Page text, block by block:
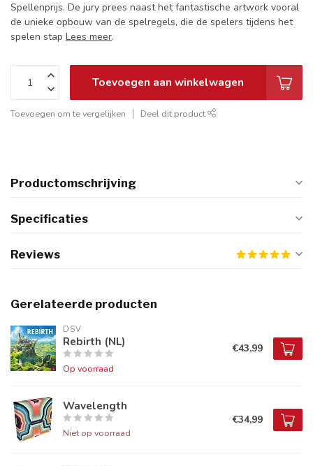
Spellenprijs. De jury prees naast het fantastische artwork vooral
de unieke opbouw van de spelregels, die de spelers tijdens het
spelen stap Lees meer.
Toevoegen aan winkelwagen
Toevoegen om te vergelijken Deel dit product
Productomschrijving
Specificaties
Reviews
Gerelateerde producten
DSV
Rebirth (NL)
Op voorraad
€43,99
Wavelength
Niet op voorraad
€34,99